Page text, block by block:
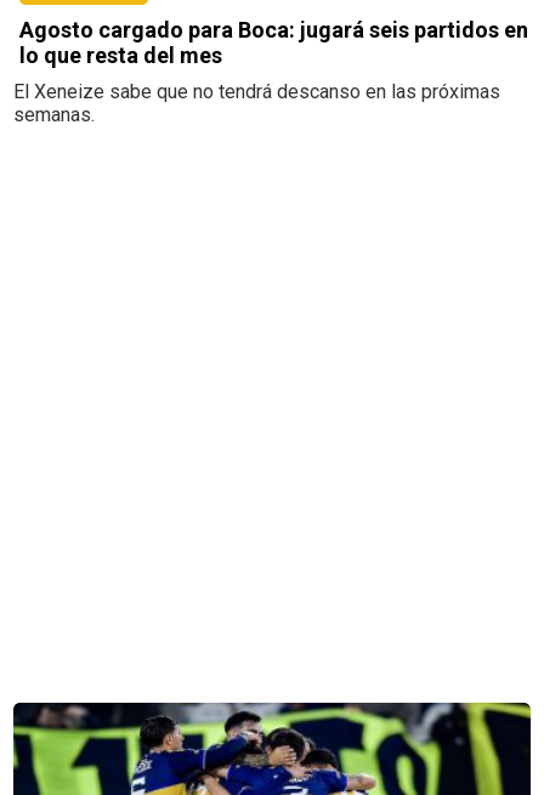
Agosto cargado para Boca: jugará seis partidos en
lo que resta del mes
El Xeneize sabe que no tendrá descanso en las próximas
semanas.